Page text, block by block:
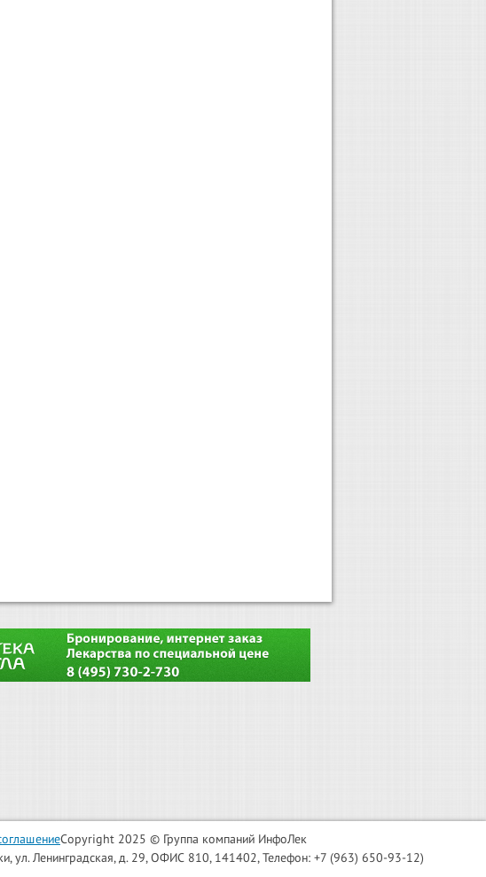
Copyright 2025 © Группа компаний ИнфоЛек
Ленинградская, д. 29, ОФИС 810, 141402, Телефон: +7 (963) 650-93-12)